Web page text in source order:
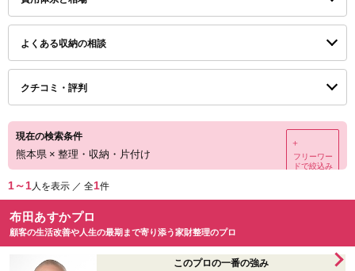
よくある収納の相談
クチコミ・評判
現在の検索条件
熊本県 × 整理・収納・片付け
＋
フリーワー
ドで絞込み
1～1人を表示 ／ 全1件
布田あすかプロ
顧客の生活改善や人生の最期まで寄り添う家財整理のプロ
このプロの一番の強み